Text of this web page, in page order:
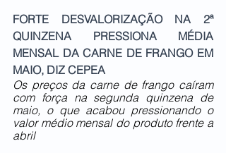
FORTE DESVALORIZAÇÃO NA 2ª
QUINZENA PRESSIONA MÉDIA
MENSAL DA CARNE DE FRANGO EM
MAIO, DIZ CEPEA
Os preços da carne de frango caíram
com força na segunda quinzena de
maio, o que acabou pressionando o
valor médio mensal do produto frente a
abril